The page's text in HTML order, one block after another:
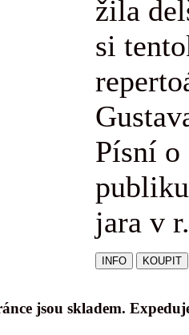
žila
si
Písní
jara v
jsou skladem.